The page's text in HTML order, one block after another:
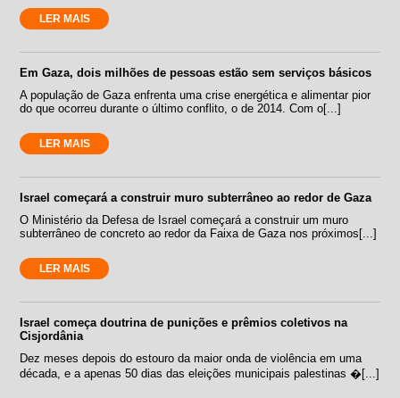
LER MAIS
Em Gaza, dois milhões de pessoas estão sem serviços básicos
A população de Gaza enfrenta uma crise energética e alimentar pior
do que ocorreu durante o último conflito, o de 2014. Com o[...]
LER MAIS
Israel começará a construir muro subterrâneo ao redor de Gaza
O Ministério da Defesa de Israel começará a construir um muro
subterrâneo de concreto ao redor da Faixa de Gaza nos próximos[...]
LER MAIS
Israel começa doutrina de punições e prêmios coletivos na
Cisjordânia
Dez meses depois do estouro da maior onda de violência em uma
década, e a apenas 50 dias das eleições municipais palestinas �[...]